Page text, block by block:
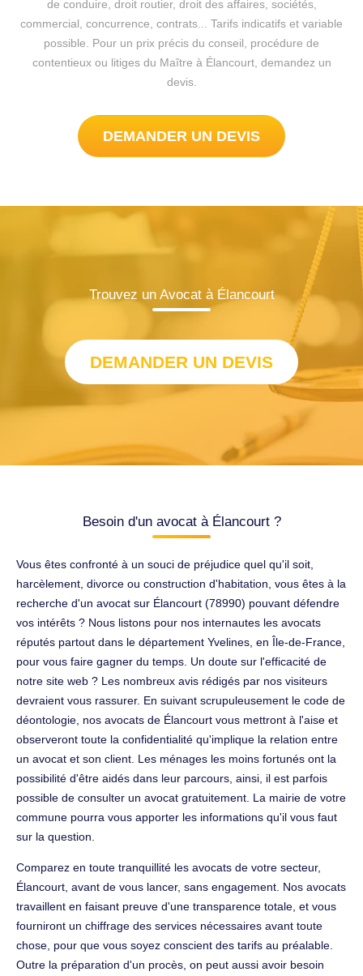
de conduire, droit routier, droit des affaires, sociétés,
commercial, concurrence, contrats... Tarifs indicatifs et variable
possible. Pour un prix précis du conseil, procédure de
contentieux ou litiges du Maître à Élancourt, demandez un
devis.
DEMANDER UN DEVIS
Trouvez un Avocat à Élancourt
DEMANDER UN DEVIS
Besoin d'un avocat à Élancourt ?
Vous êtes confronté à un souci de préjudice quel qu'il soit,
harcèlement, divorce ou construction d'habitation, vous êtes à la
recherche d'un avocat sur Élancourt (78990) pouvant défendre
vos intérêts ? Nous listons pour nos internautes les avocats
réputés partout dans le département Yvelines, en Île-de-France,
pour vous faire gagner du temps. Un doute sur l'efficacité de
notre site web ? Les nombreux avis rédigés par nos visiteurs
devraient vous rassurer. En suivant scrupuleusement le code de
déontologie, nos avocats de Élancourt vous mettront à l'aise et
observeront toute la confidentialité qu'implique la relation entre
un avocat et son client. Les ménages les moins fortunés ont la
possibilité d'être aidés dans leur parcours, ainsi, il est parfois
possible de consulter un avocat gratuitement. La mairie de votre
commune pourra vous apporter les informations qu'il vous faut
sur la question.
Comparez en toute tranquillité les avocats de votre secteur,
Élancourt, avant de vous lancer, sans engagement. Nos avocats
travaillent en faisant preuve d'une transparence totale, et vous
fourniront un chiffrage des services nécessaires avant toute
chose, pour que vous soyez conscient des tarifs au préalable.
Outre la préparation d'un procès, on peut aussi avoir besoin